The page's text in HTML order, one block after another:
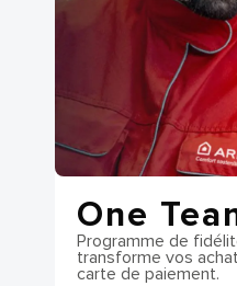
One
Programme de
transforme vos
carte de paiement.